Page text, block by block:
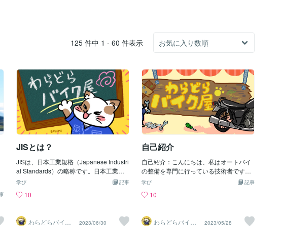
125 件中 1 - 60 件表示
JISとは？
JISは、日本工業規格（Japanese Industri
al Standards）の略称です。日本工業規
格は、日本の工業部門における様々な製
規格委員会（Japanese Industrial Standa
す。これらの規格は、互換性や安全性、
品質の確保を目的として、さまざまな分
記事
学び
10
わらどらバイク
屋
2023/06/30
自己紹介
自己紹介：こんにちは、私はオートバイ
の整備を専門に行っている技術者です。
オートバイは私が小さい頃から好きで、
味を持ちました。現在は、オートバイの
くのお客様のニーズに応えています。オ
ートバイの整備の重要性：オートバイは
記事
学び
10
わらどらバイク
屋
2023/05/28